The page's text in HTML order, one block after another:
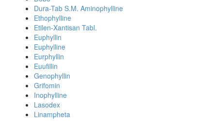
Dura-Tab S.M. Aminophylline
Ethophylline
Etilen-Xantisan Tabl.
Euphyllin
Euphylline
Eurphyllin
Euufillin
Genophyllin
Grifomin
Inophylline
Lasodex
Linampheta